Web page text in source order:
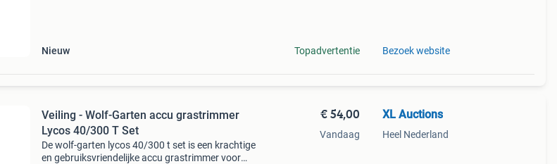
Nieuw Topadvertentie Bezoek website
Veiling - Wolf-Garten accu grastrimmer
Lycos 40/300 T Set
De wolf-garten lycos 40/300 t set is een krachtige
en gebruiksvriendelijke accu grastrimmer voor
€ 54,00
Vandaag
XL Auctions
Heel Nederland